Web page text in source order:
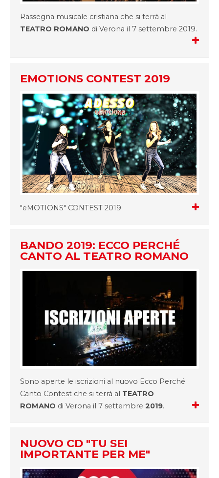
Rassegna musicale cristiana che si terrà al
TEATRO ROMANO di Verona il 7 settembre 2019.
EMOTIONS CONTEST 2019
"eMOTIONS" CONTEST 2019
BANDO 2019: ECCO PERCHÉ
CANTO AL TEATRO ROMANO
Sono aperte le iscrizioni al nuovo Ecco Perché
Canto Contest che si terrà al TEATRO
ROMANO di Verona il 7 settembre 2019.
NUOVO CD "TU SEI
IMPORTANTE PER ME"